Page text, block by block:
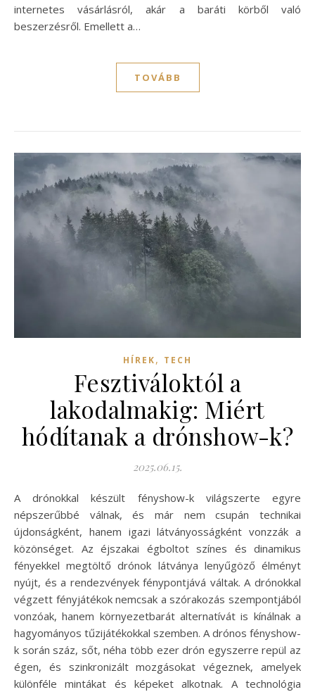
internetes vásárlásról, akár a baráti körből való
beszerzésről. Emellett a…
TOVÁBB
HÍREK, TECH
Fesztiváloktól a
lakodalmakig: Miért
hódítanak a drónshow-k?
2025.06.15.
A drónokkal készült fényshow-k világszerte egyre
népszerűbbé válnak, és már nem csupán technikai
újdonságként, hanem igazi látványosságként vonzzák a
közönséget. Az éjszakai égboltot színes és dinamikus
fényekkel megtöltő drónok látványa lenyűgöző élményt
nyújt, és a rendezvények fénypontjává váltak. A drónokkal
végzett fényjátékok nemcsak a szórakozás szempontjából
vonzóak, hanem környezetbarát alternatívát is kínálnak a
hagyományos tűzijátékokkal szemben. A drónos fényshow-
k során száz, sőt, néha több ezer drón egyszerre repül az
égen, és szinkronizált mozgásokat végeznek, amelyek
különféle mintákat és képeket alkotnak. A technológia